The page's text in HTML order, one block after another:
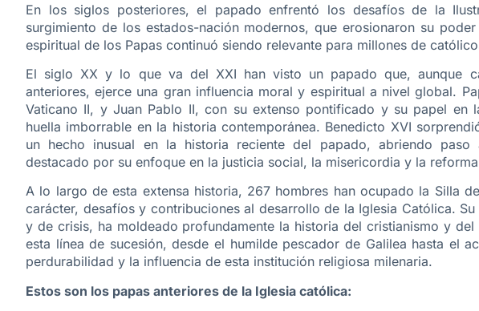
En los siglos posteriores, el papado enfrentó los desafíos de la
surgimiento de los estados-nación modernos, que erosionaron su
espiritual de los Papas continuó siendo relevante para millones de
El siglo XX y lo que va del XXI han visto un papado que, aunque
anteriores, ejerce una gran influencia moral y espiritual a nivel global.
Vaticano II, y Juan Pablo II, con su extenso pontificado y su papel en
huella imborrable en la historia contemporánea. Benedicto XVI
un hecho inusual en la historia reciente del papado, abriendo paso
destacado por su enfoque en la justicia social, la misericordia y la
A lo largo de esta extensa historia, 267 hombres han ocupado la Silla
carácter, desafíos y contribuciones al desarrollo de la Iglesia Católica.
y de crisis, ha moldeado profundamente la historia del cristianismo y
esta línea de sucesión, desde el humilde pescador de Galilea hasta el
perdurabilidad y la influencia de esta institución religiosa milenaria.
Estos son los papas anteriores de la Iglesia católica: